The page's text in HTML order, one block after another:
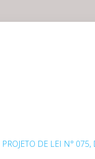
Post
PROJETO DE LEI N°